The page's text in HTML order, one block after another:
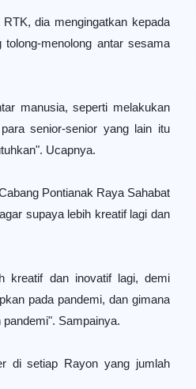
dia mengingatkan kepada
menolong antar sesama
manusia, seperti melakukan
senior-senior yang lain itu
Ucapnya.
Pontianak Raya Sahabat
supaya lebih kreatif lagi dan
kreatif dan inovatif lagi, demi
pada pandemi, dan gimana
Sampainya.
di setiap Rayon yang jumlah